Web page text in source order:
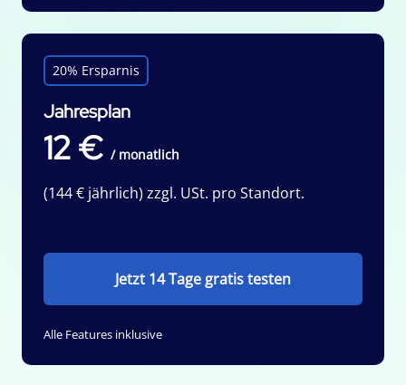
20% Ersparnis
Jahresplan
12 € / monatlich
(144 € jährlich) zzgl. USt. pro Standort.
Jetzt 14 Tage gratis testen
Alle Features inklusive